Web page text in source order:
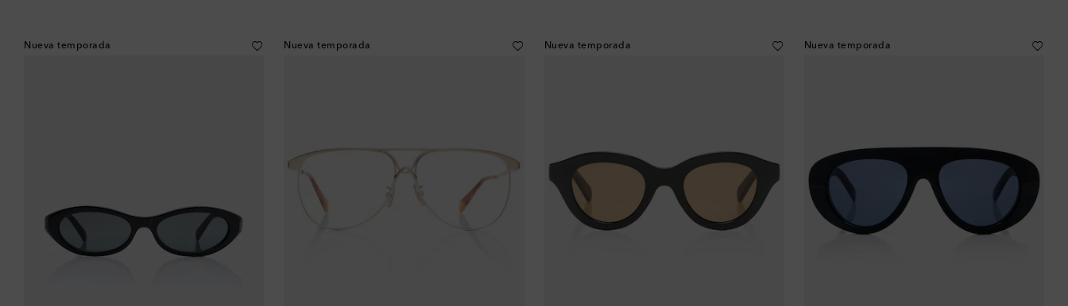
Nueva temporada Nueva temporada Nueva temporada Nueva temporada